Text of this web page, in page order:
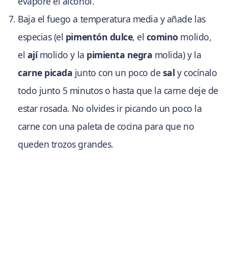
Baja el fuego a temperatura media y añade las
especias (el pimentón dulce, el comino molido,
el ajímolido y la pimienta negra molida) y la
carne picada junto con un poco de sal y cocínalo
todo junto 5 minutos o hasta que la carne deje de
estar rosada. No olvides ir picando un poco la
carne con una paleta de cocina para que no
queden trozos grandes.